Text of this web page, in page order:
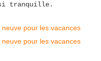
tranquille.